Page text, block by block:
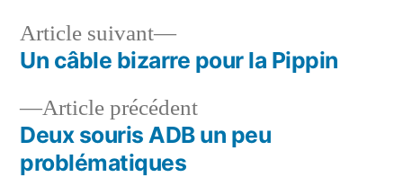
Navigation
de
l’article
Article précédentArticle
précédent :
Deux souris ADB un peu
problématiques
Article suivant
Article
suivant :
Un câble bizarre pour la Pippin